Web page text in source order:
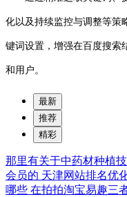
化以及持续监控与调整等策
键词设置，增强在百度搜索
和用户。
最新
推荐
精彩
那里有关于中药材种植
会员的 天津网站排名优
哪些 在拍拍淘宝易趣三